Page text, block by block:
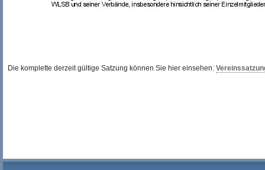
Die komplette derzeit gültige Satzung können Sie hier einsehen: